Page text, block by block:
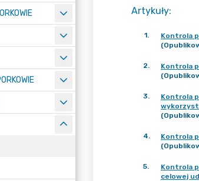
Artykuły:
1.
Kontrola
2.
Kontrola
3.
Kontrola
4.
Kontrola
5.
Kontrola
celowej